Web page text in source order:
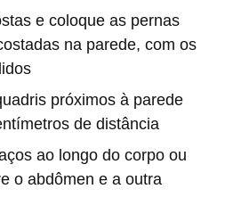
e coloque as pernas
na parede, com os
próximos à parede
de distância
ao longo do corpo ou
o abdômen e a outra